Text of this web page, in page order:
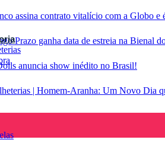
assina contrato vitalício com a Globo e
Prazo ganha data de estreia na Bienal
anuncia show inédito no Brasil!
| Homem-Aranha: Um Novo Dia